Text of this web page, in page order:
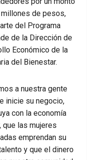
de pesos,
del Programa
de la Dirección de
Económico de la
del Bienestar.
a nuestra gente
inicie su negocio,
con la economía
que las mujeres
emprendan su
y que el dinero